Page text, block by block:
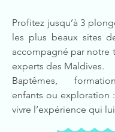
Profitez jusqu’à 3
les plus beaux sites
accompagné par notre
experts des Maldives.
Baptêmes,
enfants ou exploration
vivre l’expérience qui